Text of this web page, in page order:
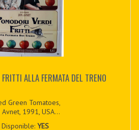
ALLA FERMATA DEL TRENO
Green Tomatoes,
Avnet, 1991, USA...
Disponible:YES